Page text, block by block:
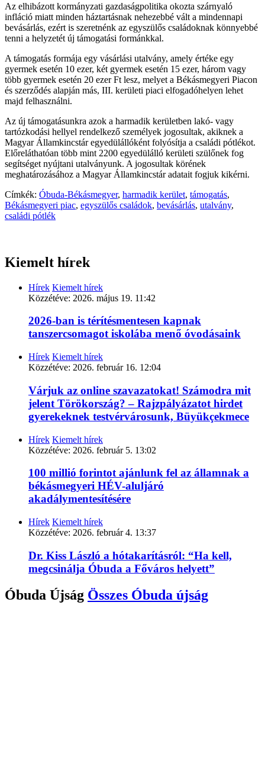
Az elhibázott kormányzati gazdaságpolitika okozta szárnyaló
infláció miatt minden háztartásnak nehezebbé vált a mindennapi
bevásárlás, ezért is szeretnénk az egyszülős családoknak könnyebbé
tenni a helyzetét új támogatási formánkkal.
A támogatás formája egy vásárlási utalvány, amely értéke egy
gyermek esetén 10 ezer, két gyermek esetén 15 ezer, három vagy
több gyermek esetén 20 ezer Ft lesz, melyet a Békásmegyeri Piacon
és szerződés alapján más, III. kerületi piaci elfogadóhelyen lehet
majd felhasználni.
Az új támogatásunkra azok a harmadik kerületben lakó- vagy
tartózkodási hellyel rendelkező személyek jogosultak, akiknek a
Magyar Államkincstár egyedülállóként folyósítja a családi pótlékot.
Előreláthatóan több mint 2200 egyedülálló kerületi szülőnek fog
segítséget nyújtani utalványunk. A jogosultak körének
meghatározásához a Magyar Államkincstár adatait fogjuk kikérni.
Címkék: Óbuda-Békásmegyer, harmadik kerület, támogatás,
Békásmegyeri piac, egyszülős családok, bevásárlás, utalvány,
családi pótlék
Kiemelt hírek
Hírek Kiemelt hírek
Közzétéve: 2026. május 19. 11:42
2026-ban is térítésmentesen kapnak
tanszercsomagot iskolába menő óvodásaink
Hírek Kiemelt hírek
Közzétéve: 2026. február 16. 12:04
Várjuk az online szavazatokat! Számodra mit
jelent Törökország? – Rajzpályázatot hirdet
gyerekeknek testvérvárosunk, Büyükçekmece
Hírek Kiemelt hírek
Közzétéve: 2026. február 5. 13:02
100 millió forintot ajánlunk fel az államnak a
békásmegyeri HÉV-aluljáró
akadálymentesítésére
Hírek Kiemelt hírek
Közzétéve: 2026. február 4. 13:37
Dr. Kiss László a hótakarításról: “Ha kell,
megcsinálja Óbuda a Főváros helyett”
Óbuda Újság Összes Óbuda újság